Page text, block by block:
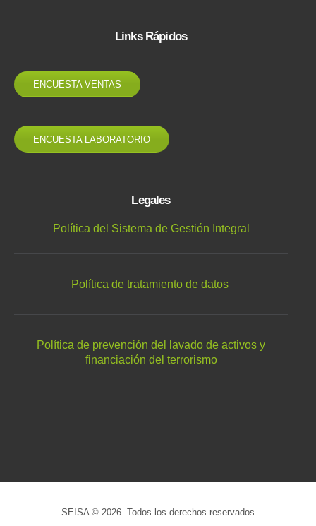
Links Rápidos
ENCUESTA VENTAS
ENCUESTA LABORATORIO
Legales
Política del Sistema de Gestión Integral
Política de tratamiento de datos
Política de prevención del lavado de activos y
financiación del terrorismo
SEISA © 2026. Todos los derechos reservados